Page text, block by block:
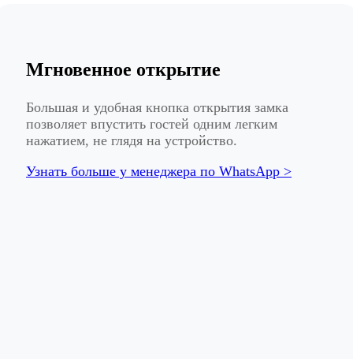
Мгновенное открытие
Большая и удобная кнопка открытия замка
позволяет впустить гостей одним легким
нажатием, не глядя на устройство.
Узнать больше у менеджера по WhatsApp >